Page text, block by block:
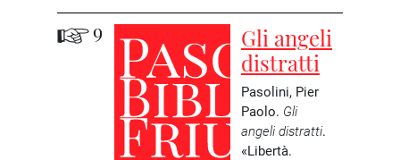
9
Gli angeli
distratti
Pasolini, Pier
Paolo. Gli
angeli distratti.
«Libertà.